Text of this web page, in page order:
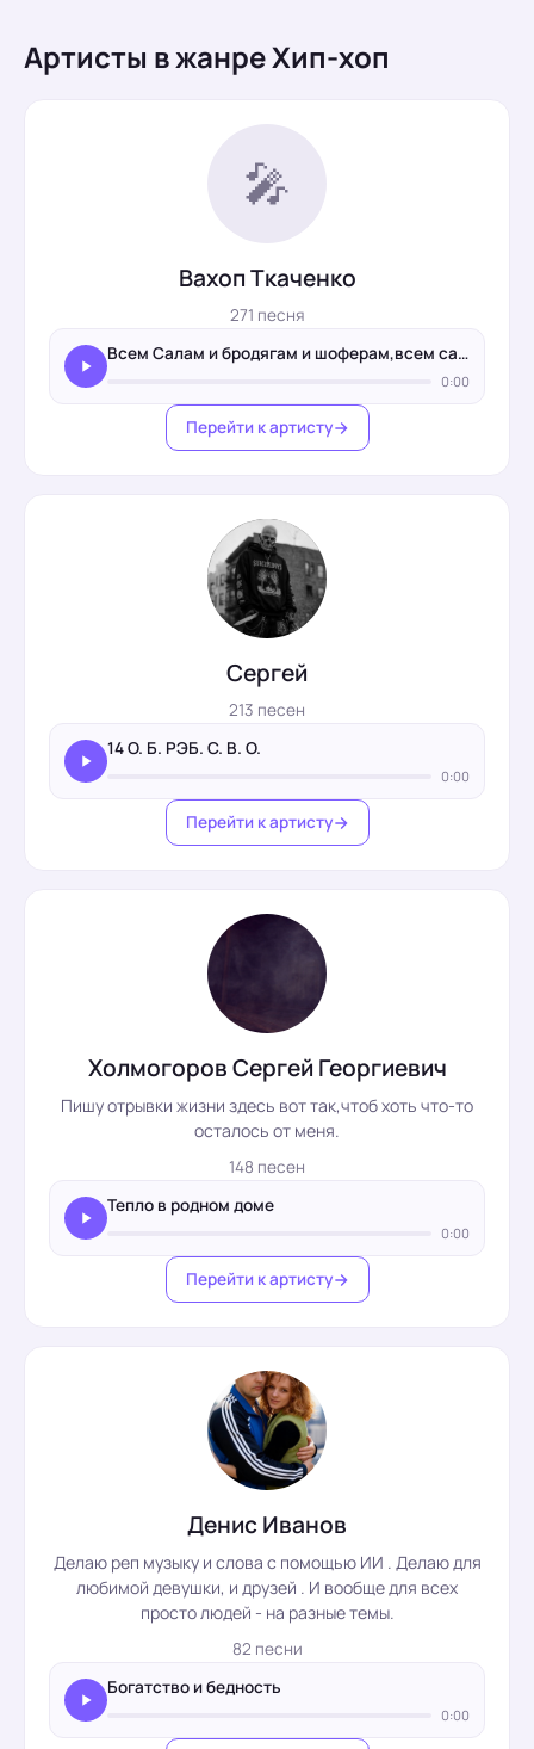
Артисты в жанре Хип-хоп
🎤
Вахоп Ткаченко
271 песня
Всем Салам и бродягам и шоферам,всем салам Андрюха березин…
0:00
Перейти к артисту
Сергей
213 песен
14 О. Б. РЭБ. С. В. О.
0:00
Перейти к артисту
Холмогоров Сергей Георгиевич
Пишу отрывки жизни здесь вот так,чтоб хоть что-то
осталось от меня.
148 песен
Тепло в родном доме
0:00
Перейти к артисту
Денис Иванов
Делаю реп музыку и слова с помощью ИИ . Делаю для
любимой девушки, и друзей . И вообще для всех
просто людей - на разные темы.
82 песни
Богатство и бедность
0:00